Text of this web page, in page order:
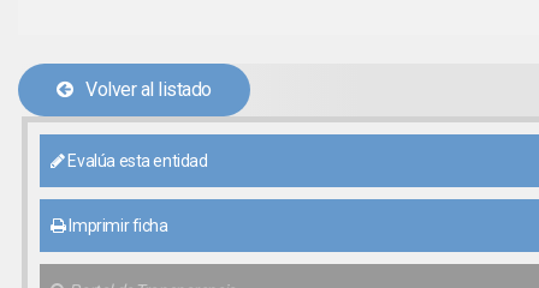
Volver al listado
Evalúa esta entidad
Imprimir ficha